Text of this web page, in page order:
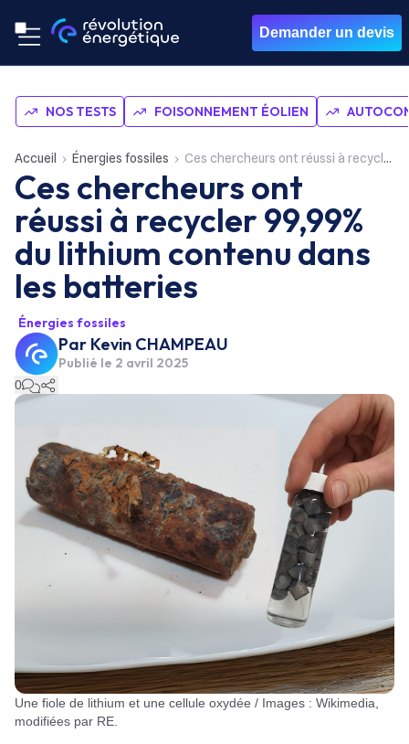
Demander un devis
NOS TESTS FOISONNEMENT ÉOLIEN
Accueil Énergies fossiles Ces chercheurs ont réussi à recycler 99,99% du lithium contenu dans les batteries
Ces chercheurs ont
réussi à recycler 99,99%
du lithium contenu dans
les batteries
Énergies fossiles
Par Kevin CHAMPEAU
Publié le 2 avril 2025
0
Une fiole de lithium et une cellule oxydée / Images : Wikimedia,
modifiées par RE.